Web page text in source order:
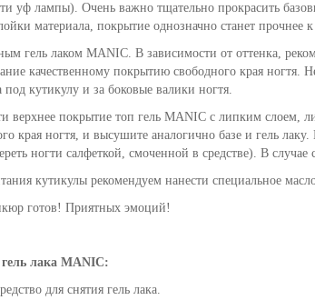
уф лампы). Очень важно тщательно прокрасить
материала, покрытие однозначно станет
гель лаком MANIC. В зависимости от оттенка,
качественному покрытию свободного края ногтя.
под кутикулу и за боковые валики ногтя.
верхнее покрытие топ гель MANIC с липким слоем,
края ногтя, и высушите аналогично базе и гель
ногти салфеткой, смоченной в средстве). В
кутикулы рекомендуем нанести специальное
готов! Приятных эмоций!
лака MANIC:
для снятия гель лака.